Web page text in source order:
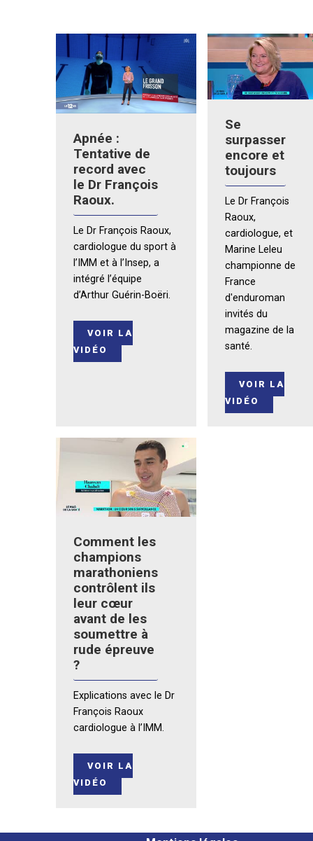
Apnée :
Tentative de
record avec
le Dr François
Raoux.
Le Dr François Raoux,
cardiologue du sport à
l’IMM et à l’Insep, a
intégré l’équipe
d’Arthur Guérin-Boëri.
VOIR LA
VIDÉO
Se
surpasser
encore et
toujours
Le Dr François
Raoux,
cardiologue, et
Marine Leleu
championne de
France
d'enduroman
invités du
magazine de la
santé.
VOIR LA
VIDÉO
Comment les
champions
marathoniens
contrôlent ils
leur cœur
avant de les
soumettre à
rude épreuve
?
Explications avec le Dr
François Raoux
cardiologue à l’IMM.
VOIR LA
VIDÉO